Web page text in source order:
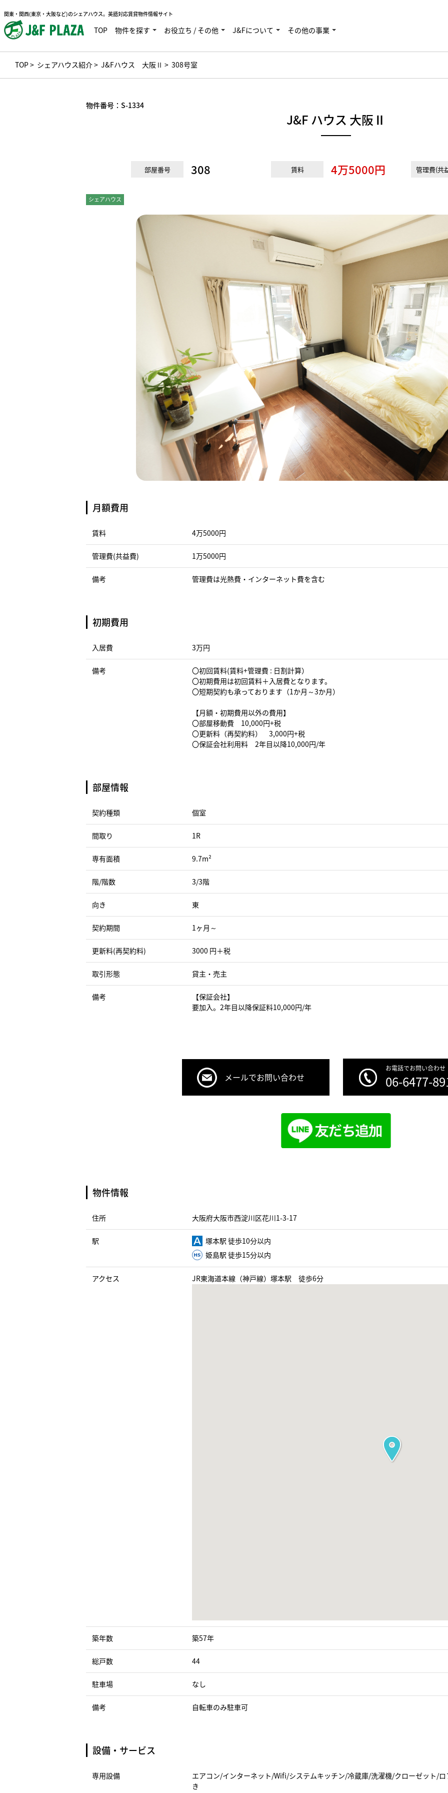
関東・関西(東京・大阪など)のシェアハウス。英語対応賃貸物件情報サイト
TOP 物件を探す お役立ち / その他 J&Fについて その他の事業
TOP> シェアハウス紹介> J&Fハウス 大阪Ⅱ > 308号室
物件番号： S-1334
J&F ハウス 大阪Ⅱ
部屋番号 308 賃料 4万5000円 管理費(共
シェアハウス
月額費用
賃料 4万5000円
管理費(共益費) 1万5000円
備考 管理費は光熱費・インターネット費を含む
初期費用
入居費 3万円
備考
〇初回賃料(賃料+管理費 : 日割計算）
〇初期費用は初回賃料＋入居費となります。
〇短期契約も承っております（1か月～3か月）
【月額・初期費用以外の費用】
〇部屋移動費 10,000円+税
〇更新料（再契約料） 3,000円+税
〇保証会社利用料 2年目以降10,000円/年
部屋情報
契約種類 個室
間取り 1R
専有面積 9.7m²
階/階数 3/3階
向き 東
契約期間 1ヶ月～
更新料(再契約料) 3000 円＋税
取引形態 貸主・売主
備考
【保証会社】
要加入。2年目以降保証料10,000円/年
メールでお問い合わせ
お電話でお問い合わせ
06-6477-
物件情報
住所 大阪府大阪市西淀川区花川1-3-17
駅
塚本駅 徒歩10分以内
姫島駅 徒歩15分以内
アクセス JR東海道本線（神戸線）塚本駅 徒歩6分
築年数 築57年
総戸数 44
駐車場 なし
備考 自転車のみ駐車可
設備・サービス
専用設備
エアコン/インターネット/Wifi/システムキッチン/冷蔵庫/洗濯機/クローゼット/
き